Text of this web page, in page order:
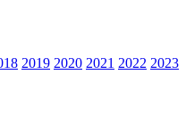
2019 2020 2021 2022 2023